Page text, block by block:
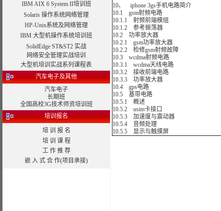
IBM AIX 6 System II培训班
Solaris 操作系统网络管理
HP-Unix系统及网络管理
IBM 大型机操作系统培训班
SolidEdge ST&ST2 实战
网络安全管理实战培训
大型机培训实战系列课程表
汽车电子及其他
汽车电子
长期班
全国高校3G技术师资培训班
培训报名
培 训 报 名
培 训 课 程
工 作 推 荐
嵌 入 式 合 作(项目承接)
10、 iphone 3gs手机电路简介
10.1 gsm射频电路
10.1.1 射频前端模组
10.1.2 参考振荡器
10.2 功率放大器
10.2.1 gsm功率放大器
10.2.2 检修gsm射频故障
10.3 wcdma射频电路
10.3.1 wcdma天线电路
10.3.2 接收前端电路
10.3.3 功率放大器
10.4 gps电路
10.5 基带电路
10.5.1 概述
10.5.2 usim卡接口
10.5.3 加速度与震动器
10.5.4 音频处理
10.5.5 显示与触摸屏